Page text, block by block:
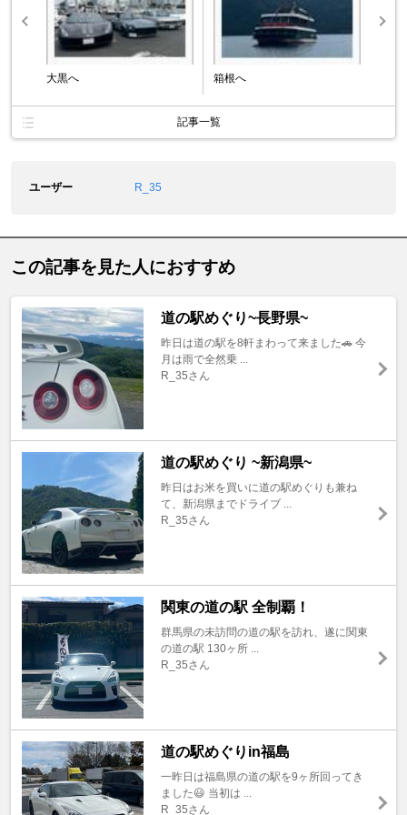
大黒へ 箱根へ
記事一覧
ユーザー R_35
この記事を見た人におすすめ
道の駅めぐり~長野県~
昨日は道の駅を8軒まわって来ました🚗 今
月は雨で全然乗 ...
R_35さん
道の駅めぐり ~新潟県~
昨日はお米を買いに道の駅めぐりも兼ね
て、新潟県までドライブ ...
R_35さん
関東の道の駅 全制覇！
群馬県の未訪問の道の駅を訪れ、遂に関東
の道の駅 130ヶ所 ...
R_35さん
道の駅めぐりin福島
一昨日は福島県の道の駅を9ヶ所回ってき
ました😃 当初は ...
R_35さん